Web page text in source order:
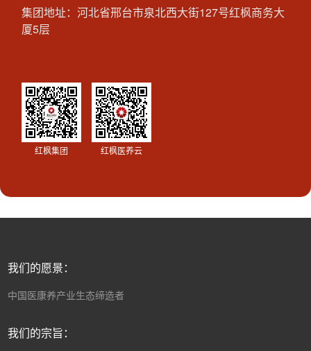
集团地址：河北省邢台市泉北西大街127号红枫商务大
厦5层
红枫集团 红枫医养云
我们的愿景：
中国医康养产业生态缔造者
我们的宗旨：